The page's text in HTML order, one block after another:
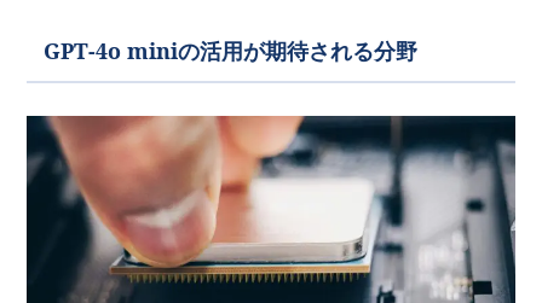
GPT-4o miniの活用が期待される分野